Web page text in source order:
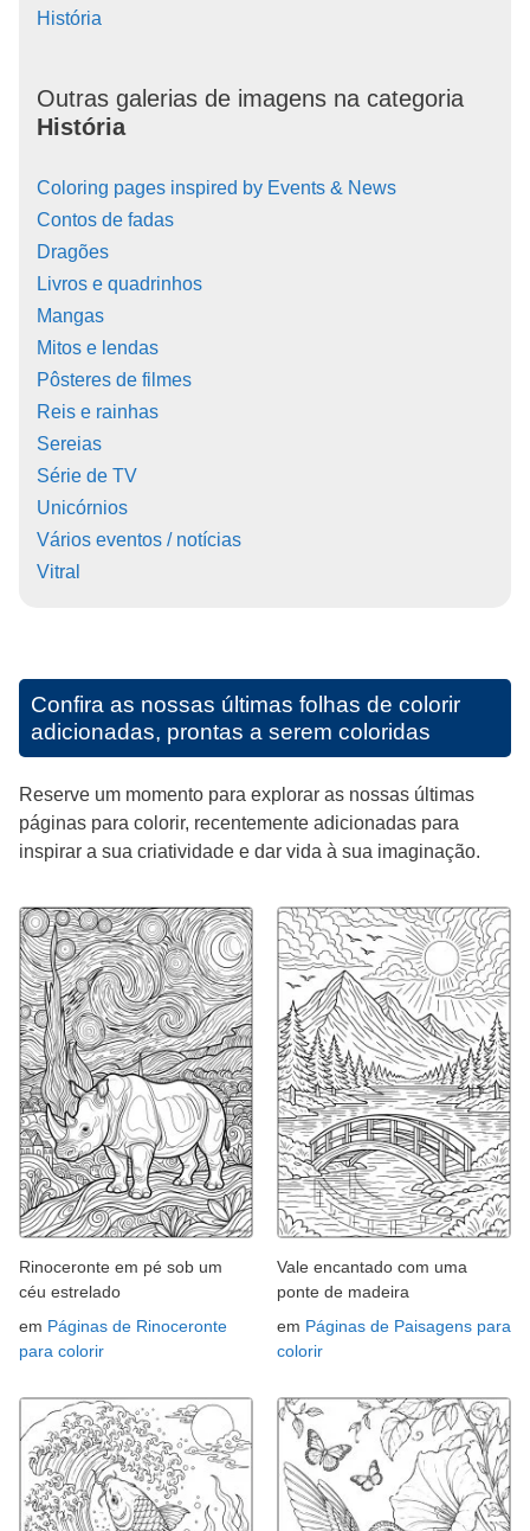
História
Outras galerias de imagens na categoria
História
Coloring pages inspired by Events & News
Contos de fadas
Dragões
Livros e quadrinhos
Mangas
Mitos e lendas
Pôsteres de filmes
Reis e rainhas
Sereias
Série de TV
Unicórnios
Vários eventos / notícias
Vitral
Confira as nossas últimas folhas de colorir
adicionadas, prontas a serem coloridas
Reserve um momento para explorar as nossas últimas
páginas para colorir, recentemente adicionadas para
inspirar a sua criatividade e dar vida à sua imaginação.
Rinoceronte em pé sob um
céu estrelado
em Páginas de Rinoceronte
para colorir
Vale encantado com uma
ponte de madeira
em Páginas de Paisagens para
colorir